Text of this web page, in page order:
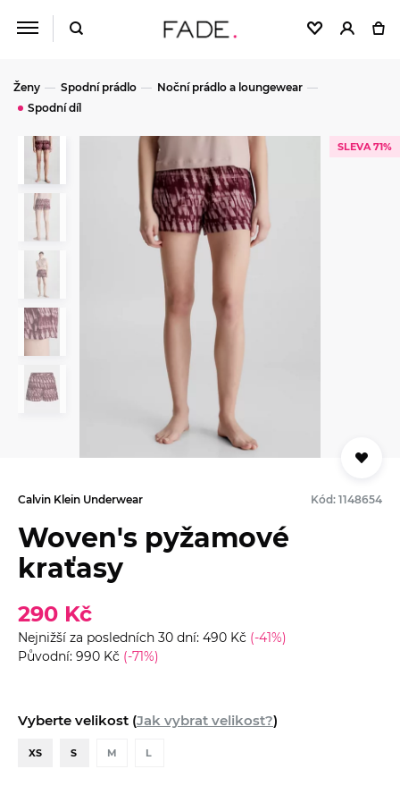
Ženy Spodní prádlo
Noční prádlo a loungewear
Spodní díl
SLEVA 71%
Calvin Klein Underwear Kód: 1148654
Woven's pyžamové
kraťasy
290 Kč
Nejnižší za posledních 30 dní: 490 Kč (-41%)
Původní: 990 Kč (-71%)
Vyberte velikost (Jak vybrat velikost?)
XS S M L